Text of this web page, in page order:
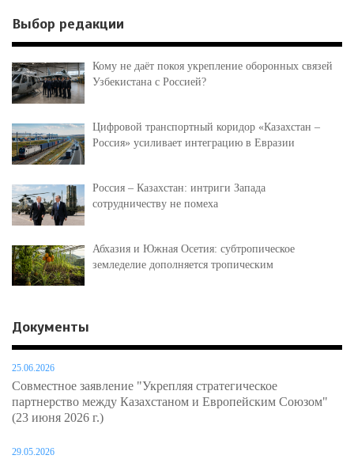
Выбор редакции
Кому не даёт покоя укрепление оборонных связей
Узбекистана с Россией?
Цифровой транспортный коридор «Казахстан –
Россия» усиливает интеграцию в Евразии
Россия – Казахстан: интриги Запада
сотрудничеству не помеха
Абхазия и Южная Осетия: субтропическое
земледелие дополняется тропическим
Документы
25.06.2026
Совместное заявление "Укрепляя стратегическое
партнерство между Казахстаном и Европейским Союзом"
(23 июня 2026 г.)
29.05.2026